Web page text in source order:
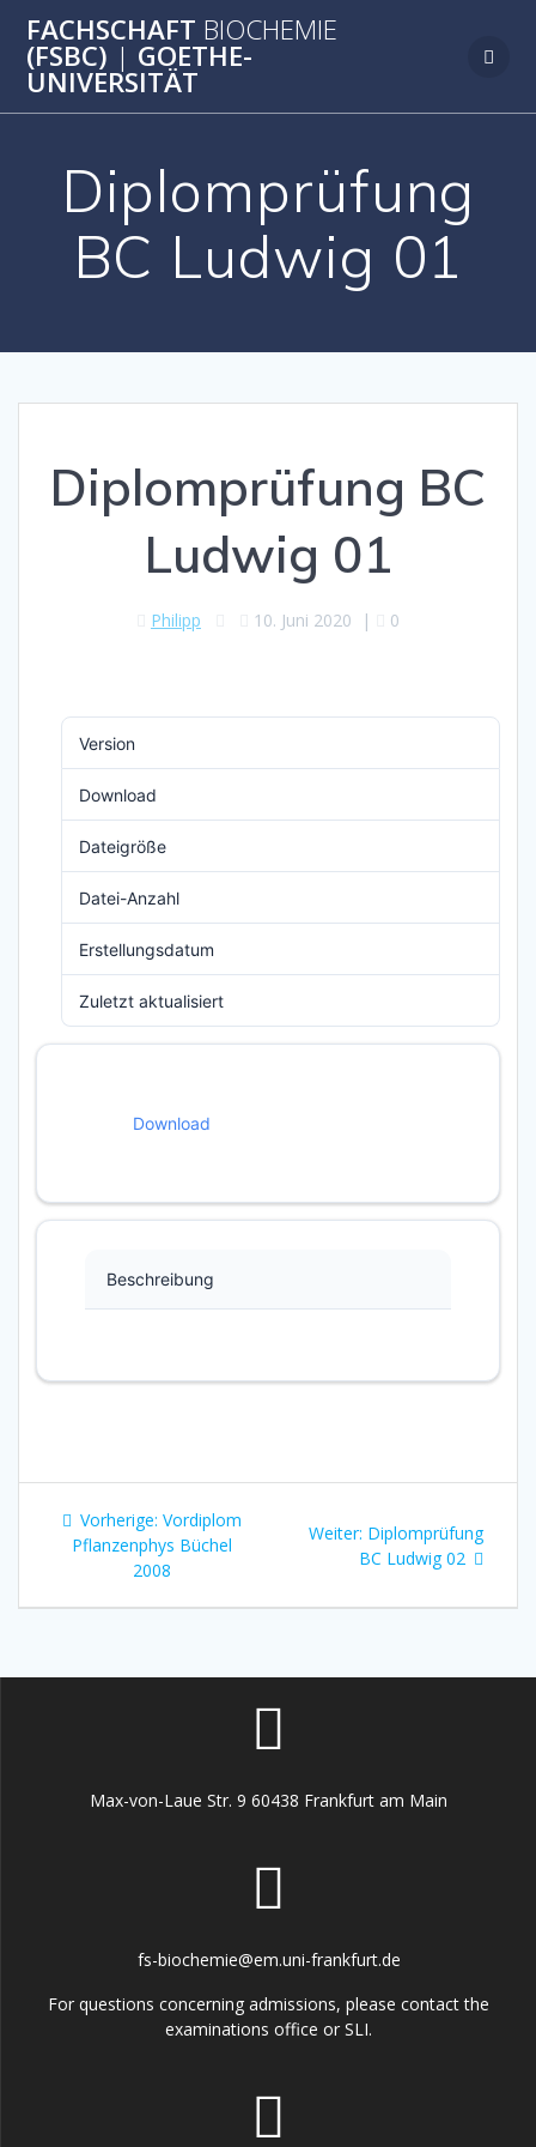
Inhalt
FACHSCHAFT BIOCHEMIE
(FSBC) | GOETHE-
UNIVERSITÄT
Diplomprüfung
BC Ludwig 01
Diplomprüfung BC
Ludwig 01
Philipp 10. Juni 2020 | 0
Version
Download
Dateigröße
Datei-Anzahl
Erstellungsdatum
Zuletzt aktualisiert
Download
Beschreibung
Beitragsnavigation
Vorherige: Vorheriger
Beitrag:
Vordiplom
Pflanzenphys Büchel
2008
Weiter: Nächster
Beitrag:
Diplomprüfung
BC Ludwig 02
Max-von-Laue Str. 9 60438 Frankfurt am Main
fs-biochemie@em.uni-frankfurt.de
For questions concerning admissions, please contact the
examinations office or SLI.